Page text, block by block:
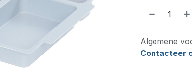
Algemene
Contacteer